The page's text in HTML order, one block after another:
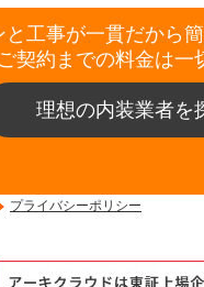
と工事が一貫だから
ご契約までの料金は一
理想の内装業者を
プライバシーポリシー